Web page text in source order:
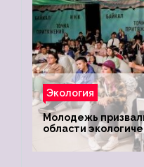
Экология
Молодежь
области